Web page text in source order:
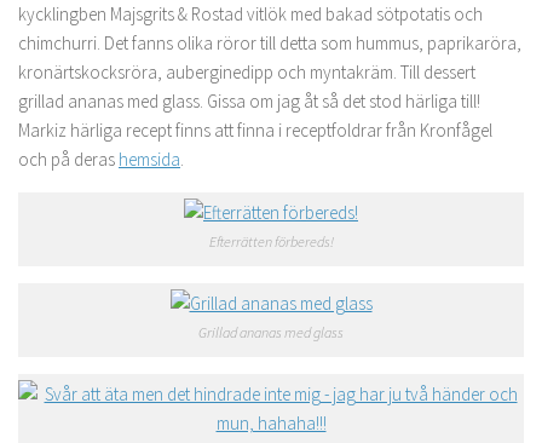
kycklingben Majsgrits & Rostad vitlök med bakad sötpotatis och
chimchurri. Det fanns olika röror till detta som hummus, paprikaröra,
kronärtskocksröra, auberginedipp och myntakräm. Till dessert
grillad ananas med glass. Gissa om jag åt så det stod härliga till!
Markiz härliga recept finns att finna i receptfoldrar från Kronfågel
och på deras hemsida
Efterrätten förbereds!
Grillad ananas med glass